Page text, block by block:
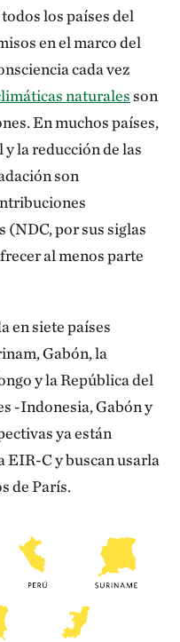
los países del
en el marco del
cada vez
naturalesson
En muchos países,
la reducción de las
son
por sus siglas
al menos parte
en siete países
Gabón, la
y la República del
-Indonesia, Gabón y
ya están
C y buscan usarla
de París.